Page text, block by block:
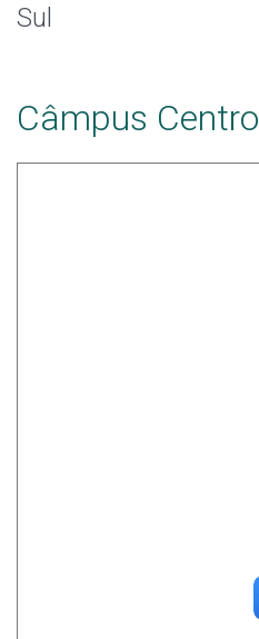
Assessoria de Imprensa
Identidade Visual do IFSC
Sul
Câmpus Centro